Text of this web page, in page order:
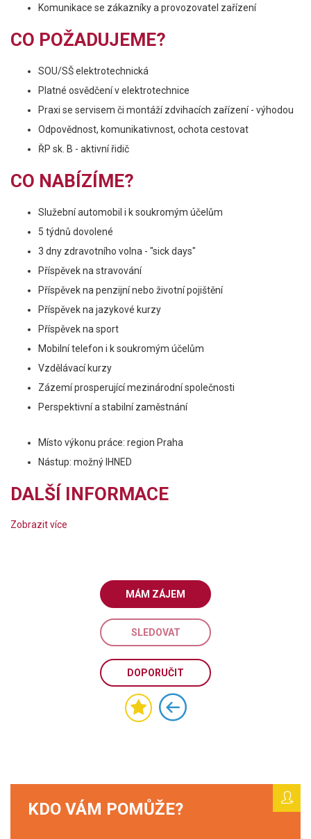
Komunikace se zákazníky a provozovatel zařízení
CO POŽADUJEME?
SOU/SŠ elektrotechnická
Platné osvědčení v elektrotechnice
Praxi se servisem či montáží zdvihacích zařízení - výhodou
Odpovědnost, komunikativnost, ochota cestovat
ŘP sk. B - aktivní řidič
CO NABÍZÍME?
Služební automobil i k soukromým účelům
5 týdnů dovolené
3 dny zdravotního volna - "sick days"
Příspěvek na stravování
Příspěvek na penzijní nebo životní pojištění
Příspěvek na jazykové kurzy
Příspěvek na sport
Mobilní telefon i k soukromým účelům
Vzdělávací kurzy
Zázemí prosperující mezinárodní společnosti
Perspektivní a stabilní zaměstnání
Místo výkonu práce: region Praha
Nástup: možný IHNED
DALŠÍ INFORMACE
Zobrazit více
MÁM ZÁJEM
SLEDOVAT
DOPORUČIT
KDO VÁM POMŮŽE?